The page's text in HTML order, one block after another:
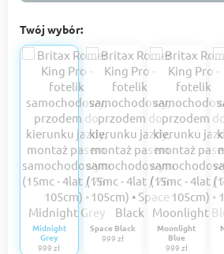
Twój wybór:
Midnight
Grey
999 zł
Space Black
999 zł
Moonlight
Blue
999 zł